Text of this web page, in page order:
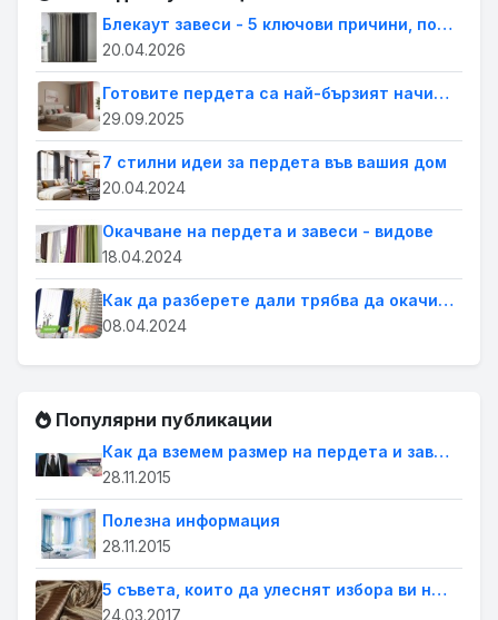
Блекаут завеси - 5 ключови причини, поради които всеки дом се нуждае от тях.
20.04.2026
Готовите пердета са най-бързият начин да освежиш дома си. Лесна промяна с голям ефект
29.09.2025
7 стилни идеи за пердета във вашия дом
20.04.2024
Окачване на пердета и завеси - видове
18.04.2024
Как да разберете дали трябва да окачите завеси или щори на прозорците в дома си
08.04.2024
Популярни публикации
Как да вземем размер на пердета и завеси
28.11.2015
Полезна информация
28.11.2015
5 съвета, които да улеснят избора ви на пердета за дома
24.03.2017